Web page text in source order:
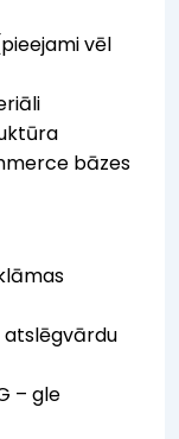
vēl
bāzes
atslēgvārdu
– gle